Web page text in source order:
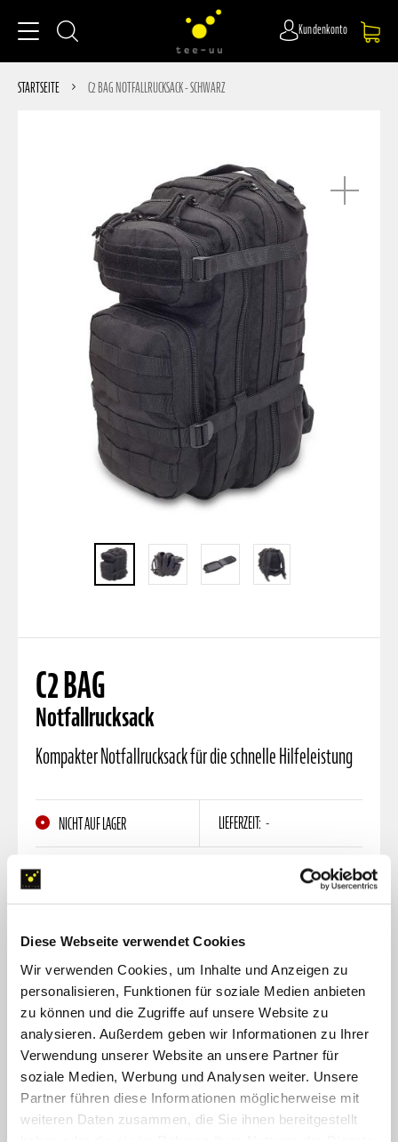
Diese Webseite verwendet Cookies
Wir verwenden Cookies, um Inhalte und Anzeigen zu
personalisieren, Funktionen für soziale Medien anbieten
zu können und die Zugriffe auf unsere Website zu
analysieren. Außerdem geben wir Informationen zu Ihrer
Verwendung unserer Website an unsere Partner für
soziale Medien, Werbung und Analysen weiter. Unsere
Partner führen diese Informationen möglicherweise mit
weiteren Daten zusammen, die Sie ihnen bereitgestellt
Kundenkonto
STARTSEITE C2 BAG NOTFALLRUCKSACK - SCHWARZ
C2 BAG
Notfallrucksack
Kompakter Notfallrucksack für die schnelle Hilfeleistung
NICHT AUF LAGER LIEFERZEIT: -
Kompakt: gute Funktionalität und schneller Zugriff
Bequem: gepolsterte Schultergurte und Hüftgurt
Individuell: erweiterbar durch MOLLE-System
119,00 €
inkl. MwSt. zzgl.Versandkosten
FARBE: SCHWARZ